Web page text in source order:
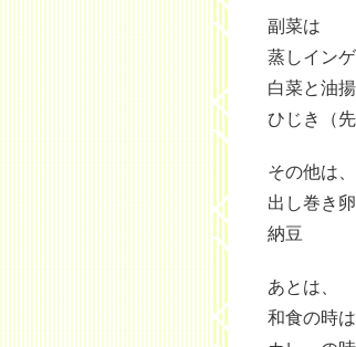
副菜は
蒸しイン
白菜と油
ひじき（
その他は、
出し巻き
納豆
あとは、
和食の時